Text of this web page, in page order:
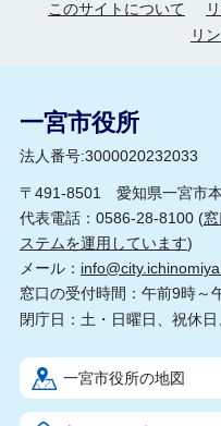
このサイトについて
リ
一宮市役所
法人番号:3000020232033
〒491-8501 愛知県一宮市
代表電話：0586-28-8100 (
ステムを運用しています)
メール：
窓口の受付時間：午前9時～
閉庁日：土・日曜日、祝休
一宮市役所の地図